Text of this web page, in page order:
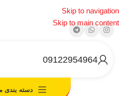
Skip to navigation
Skip to main content
09122954964
دسته بندی